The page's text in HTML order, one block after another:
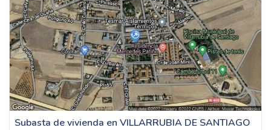
Subasta de vivienda en VILLARRUBIA DE SANTIAGO